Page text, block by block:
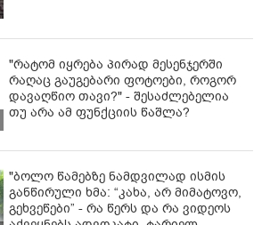
მაგრამ დამერწმუნეთ,
ღალატიც,“ – წერს თათია.
"რატომ იყრება პირად მესენჯერში
რაღაც გაუგებარი ფოტოები, როგორ
დავაღწიო თავი?" - შესაძლებელია
თუ არა ამ ფუნქციის წაშლა?
"ბოლო წამებზე ნამდვილად ისმის
განწირული ხმა: “კახა, არ მიმატოვო,
გეხვეწები” - რა წერს და რა ვიდეოს